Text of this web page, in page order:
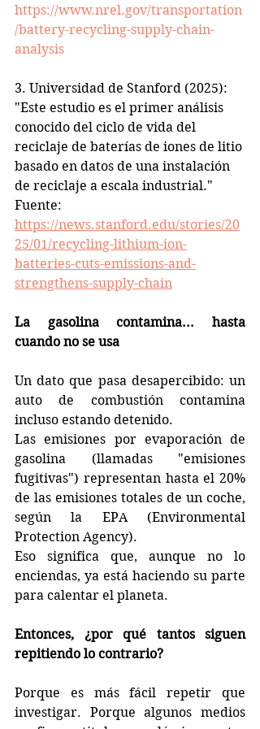
https://www.nrel.gov/transportation
/battery-recycling-supply-chain-
analysis
3. Universidad de Stanford (2025):
"Este estudio es el primer análisis
conocido del ciclo de vida del
reciclaje de baterías de iones de litio
basado en datos de una instalación
de reciclaje a escala industrial."
Fuente:
https://news.stanford.edu/stories/20
25/01/recycling-lithium-ion-
batteries-cuts-emissions-and-
strengthens-supply-chain
La gasolina contamina... hasta
cuando no se usa
Un dato que pasa desapercibido: un
auto de combustión contamina
incluso estando detenido.
Las emisiones por evaporación de
gasolina (llamadas "emisiones
fugitivas") representan hasta el 20%
de las emisiones totales de un coche,
según la EPA (Environmental
Protection Agency).
Eso significa que, aunque no lo
enciendas, ya está haciendo su parte
para calentar el planeta.
Entonces, ¿por qué tantos siguen
repitiendo lo contrario?
Porque es más fácil repetir que
investigar. Porque algunos medios